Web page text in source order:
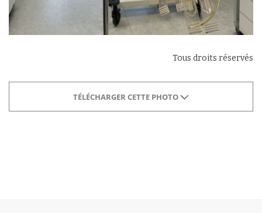
Tous droits réservés
TÉLÉCHARGER CETTE PHOTO